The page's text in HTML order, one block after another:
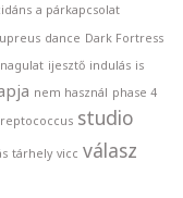
a párkapcsolat
dance Dark Fortress
ijesztő indulás is
nem használ phase 4
studio
tárhely vicc válasz